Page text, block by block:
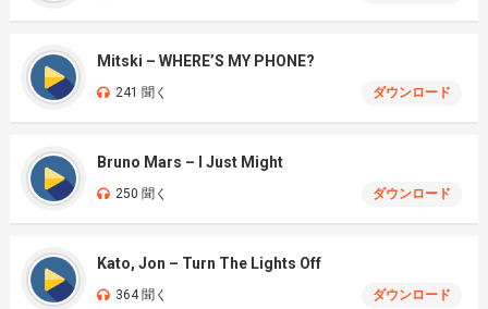
Mitski – WHERE’S MY PHONE?
241 聞く ダウンロード
Bruno Mars – I Just Might
250 聞く ダウンロード
Kato, Jon – Turn The Lights Off
364 聞く ダウンロード